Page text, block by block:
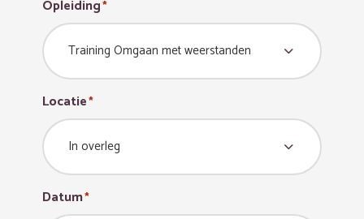
Opleiding*
Locatie*
Datum*